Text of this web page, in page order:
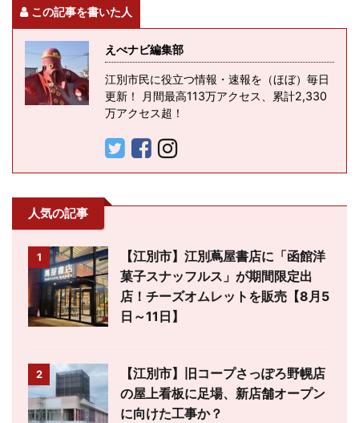
この記事を書いた人
えべナビ編集部
江別市民に役立つ情報・速報を（ほぼ）毎日
更新！ 月間最高113万アクセス、累計2,330
万アクセス超！
人気の記事
1
【江別市】江別蔦屋書店に「函館洋
菓子スナッフルス」が期間限定出
店！チーズオムレットを販売【8月5
日～11日】
2
【江別市】旧コープさっぽろ野幌店
の屋上看板に足場、新店舗オープン
に向けた工事か？